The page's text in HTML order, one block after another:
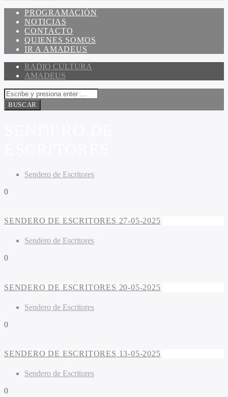
PROGRAMACIÓN
NOTICIAS
CONTACTO
QUIENES SOMOS
IR A AMADEUS
RADIO CULTURA
AMADEUS
Sendero de Escritores
0
SENDERO DE ESCRITORES 27-05-2025
Sendero de Escritores
0
SENDERO DE ESCRITORES 20-05-2025
Sendero de Escritores
0
SENDERO DE ESCRITORES 13-05-2025
Sendero de Escritores
0